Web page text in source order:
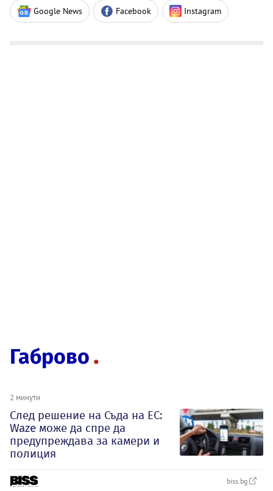
Google News Facebook Instagram
Габрово
2 минути
След решение на Съда на ЕС:
Waze може да спре да
предупреждава за камери и
полиция
biss.bg